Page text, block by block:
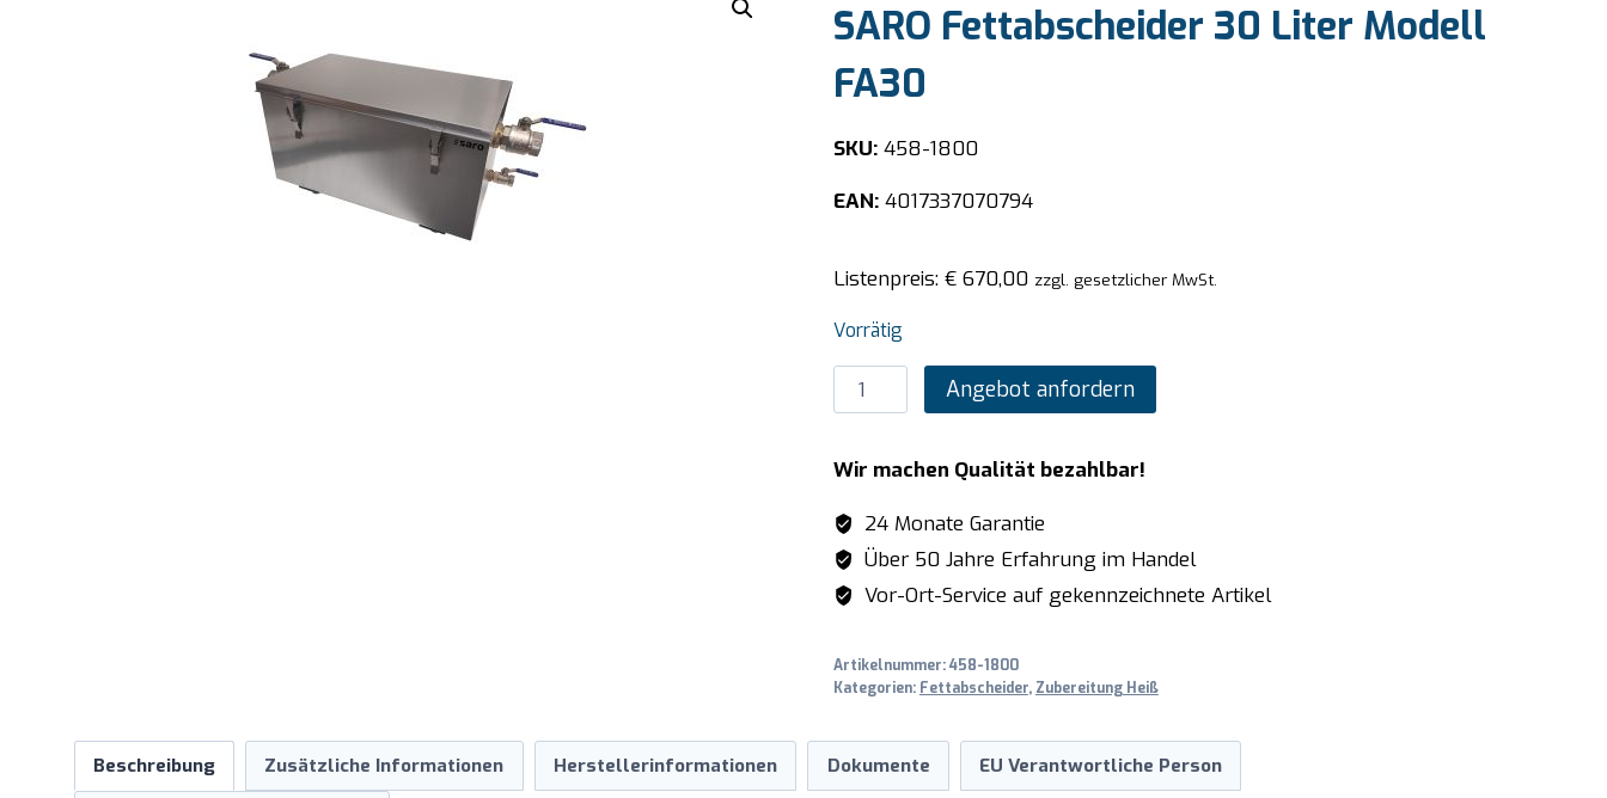
SARO Fettabscheider 30 Liter Modell
FA30
SKU:458-1800
EAN:4017337070794
Listenpreis: €670,00 zzgl. gesetzlicher MwSt.
Vorrätig
SARO
Fettabscheider
Liter
Modell
FA30
Menge
Angebot anfordern
Wir machen Qualität bezahlbar!
24 Monate Garantie
Über 50 Jahre Erfahrung im Handel
Vor-Ort-Service auf gekennzeichnete Artikel
Artikelnummer:458-1800
Kategorien: Fettabscheider, Zubereitung Heiß
Beschreibung Zusätzliche Informationen Herstellerinformationen Dokumente EU Verantwortliche Person